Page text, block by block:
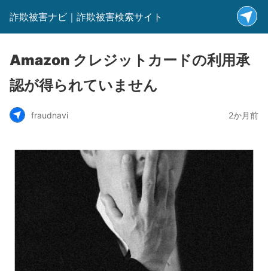
詐欺被害ナビ｜詐欺被害検索サイト
Amazon クレジットカードの利用承
認が得られていません
fraudnavi 2か月前